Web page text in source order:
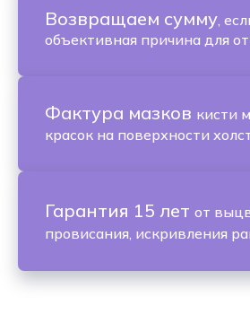
Возвращаем сумму,
объективная причина для
Фактура мазков кисти
красок на поверхности
Гарантия 15 лет от
провисания, искривления